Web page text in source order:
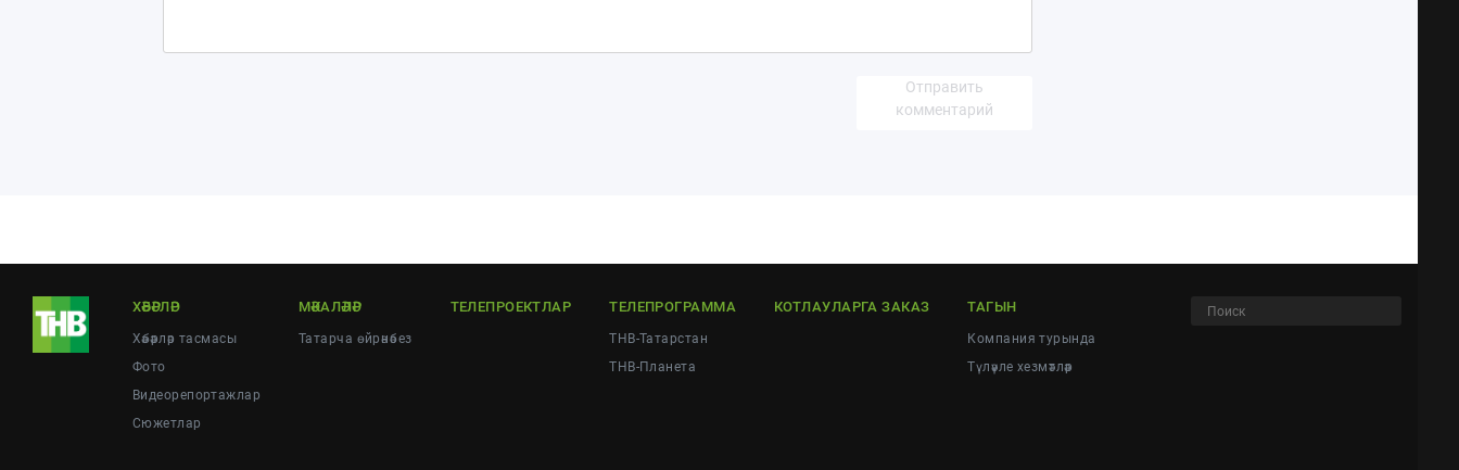
Отправить
комментарий
ХӘБӘРЛӘР
Хәбәрләр тасмасы
Фото
Видеорепортажлар
Cюжетлар
МӘКАЛӘЛӘР
Татарча өйрәнәбез
ТЕЛЕПРОЕКТЛАР ТЕЛЕПРОГРАММА
ТНВ-Татарстан
ТНВ-Планета
КОТЛАУЛАРГА ЗАКАЗ ТАГЫН
Компания турында
Түләүле хезмәтләр